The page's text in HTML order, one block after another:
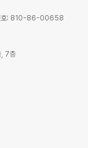
호: 810-86-00658
, 7층